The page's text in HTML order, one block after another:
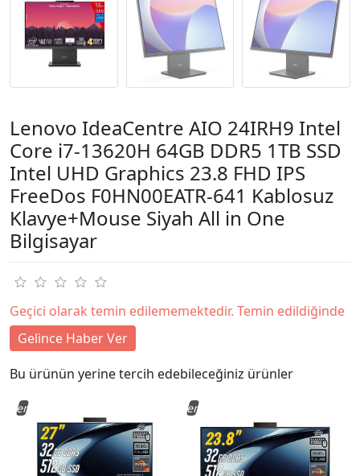
Lenovo IdeaCentre AIO 24IRH9 Intel
Core i7-13620H 64GB DDR5 1TB SSD
Intel UHD Graphics 23.8 FHD IPS
FreeDos F0HN00EATR-641 Kablosuz
Klavye+Mouse Siyah All in One
Bilgisayar
Geçici olarak temin edilememektedir. Temin edildiğinde
Gelince Haber Ver
Bu ürünün yerine tercih edebileceğiniz ürünler
Yeni Yeni